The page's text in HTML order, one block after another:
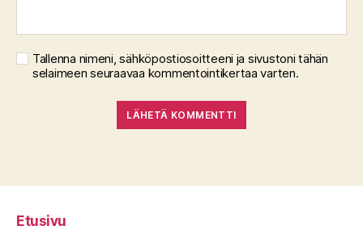
Tallenna nimeni, sähköpostiosoitteeni ja sivustoni tähän
selaimeen seuraavaa kommentointikertaa varten.
Etusivu